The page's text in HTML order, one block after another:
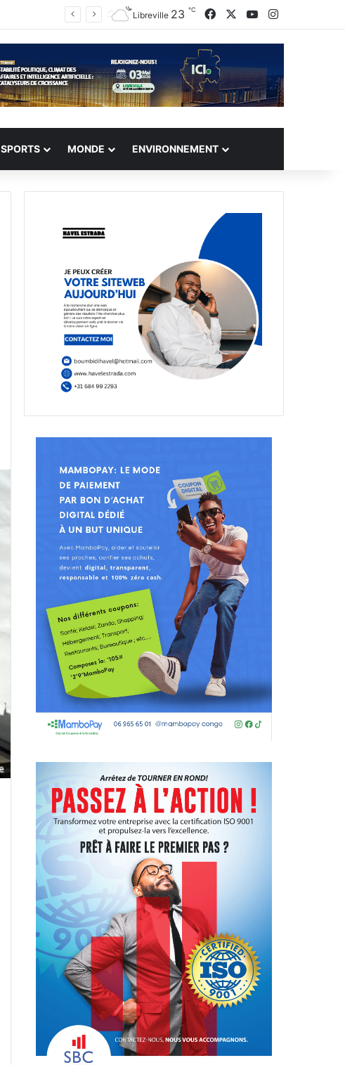
Libreville 23 ℃ FacebookYouTubeInstagram
SPORTS MONDE ENVIRONNEMENT